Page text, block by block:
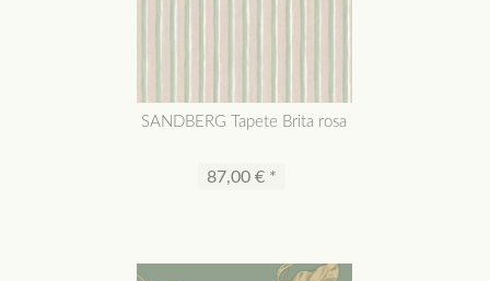
SANDBERG Tapete Brita rosa
87,00 € *